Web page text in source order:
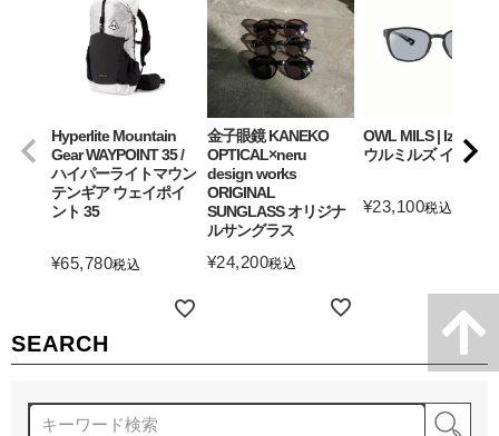
SEARCH
Hyperlite Mountain
Gear WAYPOINT 35 /
ハイパーライトマウン
テンギア ウェイポイ
ント 35
¥65,780税込
金子眼鏡 KANEKO
OPTICAL×neru
design works
ORIGINAL
SUNGLASS オリジナ
ルサングラス
¥24,200税込
OWL MILS | Izanagi
ウルミルズ イザナギ
¥23,100税込